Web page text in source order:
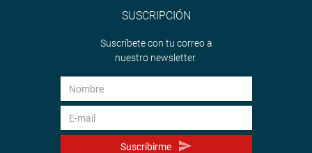
SUSCRIPCIÓN
Suscríbete con tu correo a
nuestro newsletter.
Suscribirme